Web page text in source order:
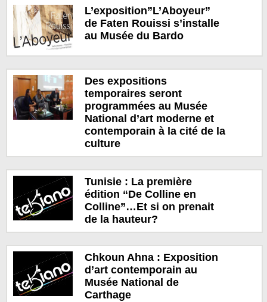
L’exposition”L’Aboyeur”
de Faten Rouissi s’installe
au Musée du Bardo
Des expositions
temporaires seront
programmées au Musée
National d’art moderne et
contemporain à la cité de la
culture
Tunisie : La première
édition “De Colline en
Colline”…Et si on prenait
de la hauteur?
Chkoun Ahna : Exposition
d’art contemporain au
Musée National de
Carthage